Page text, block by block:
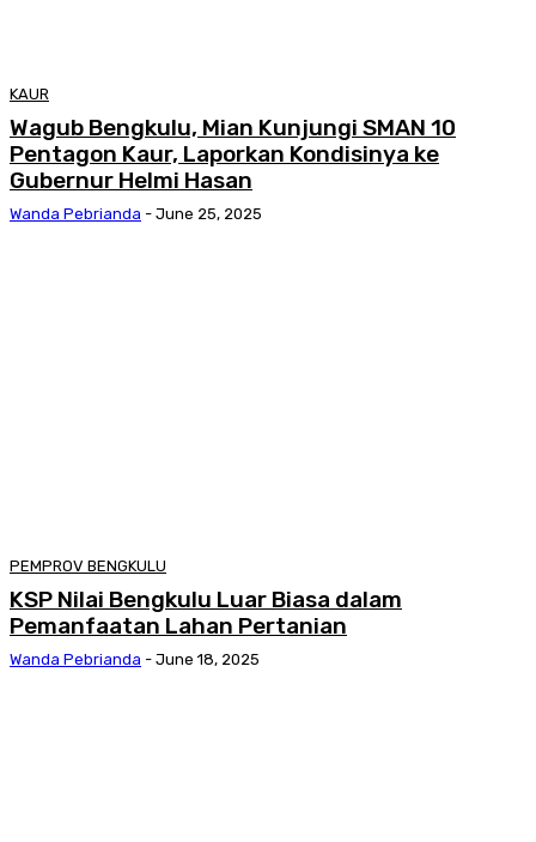
KAUR
Wagub Bengkulu, Mian Kunjungi SMAN 10
Pentagon Kaur, Laporkan Kondisinya ke
Gubernur Helmi Hasan
Wanda Pebrianda - June 25, 2025
PEMPROV BENGKULU
KSP Nilai Bengkulu Luar Biasa dalam
Pemanfaatan Lahan Pertanian
Wanda Pebrianda - June 18, 2025